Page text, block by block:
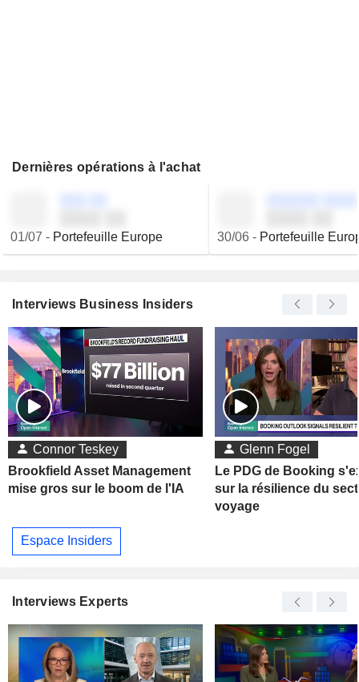
Dernières opérations à l'achat
01/07 - Portefeuille Europe 30/06- Portefeuille
Interviews Business Insiders
Connor Teskey
Brookfield Asset Management
mise gros sur le boom de l'IA
Glenn Fogel
Le PDG de Booking
sur la résilience du
voyage
Espace Insiders
Interviews Experts